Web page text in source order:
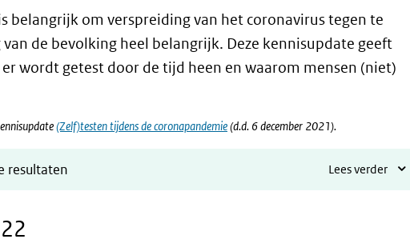
belangrijk om verspreiding van het coronavirus tegen te
de bevolking heel belangrijk. Deze kennisupdate geeft
wordt getest door de tijd heen en waarom mensen (niet)
(Zelf)testen tijdens de coronapandemie(d.d. 6 december 2021).
resultaten Lees verder